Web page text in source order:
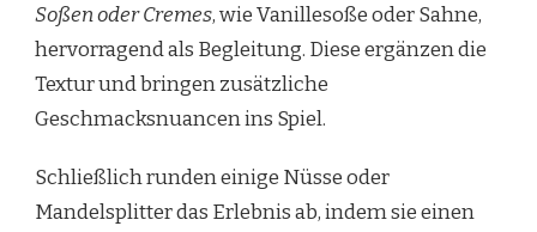
Soßen oder Cremes, wie Vanillesoße oder Sahne,
hervorragend als Begleitung. Diese ergänzen die
Textur und bringen zusätzliche
Geschmacksnuancen ins Spiel.
Schließlich runden einige Nüsse oder
Mandelsplitter das Erlebnis ab, indem sie einen